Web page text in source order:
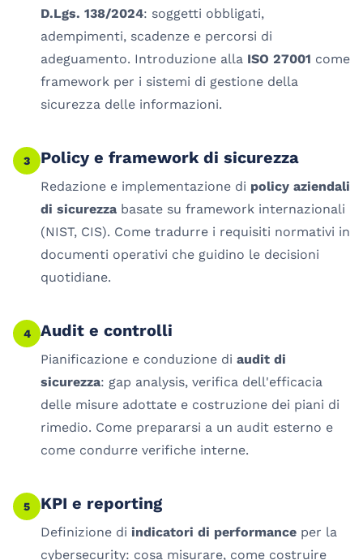
D.Lgs. 138/2024: soggetti obbligati,
adempimenti, scadenze e percorsi di
adeguamento. Introduzione alla ISO 27001 come
framework per i sistemi di gestione della
sicurezza delle informazioni.
3 Policy e framework di sicurezza
Redazione e implementazione di policy aziendali
di sicurezza basate su framework internazionali
(NIST, CIS). Come tradurre i requisiti normativi in
documenti operativi che guidino le decisioni
quotidiane.
4 Audit e controlli
Pianificazione e conduzione di audit di
sicurezza: gap analysis, verifica dell'efficacia
delle misure adottate e costruzione dei piani di
rimedio. Come prepararsi a un audit esterno e
come condurre verifiche interne.
5 KPI e reporting
Definizione di indicatori di performance per la
cybersecurity: cosa misurare, come costruire